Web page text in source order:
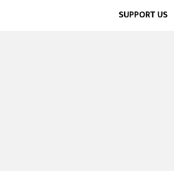
SUPPORT US